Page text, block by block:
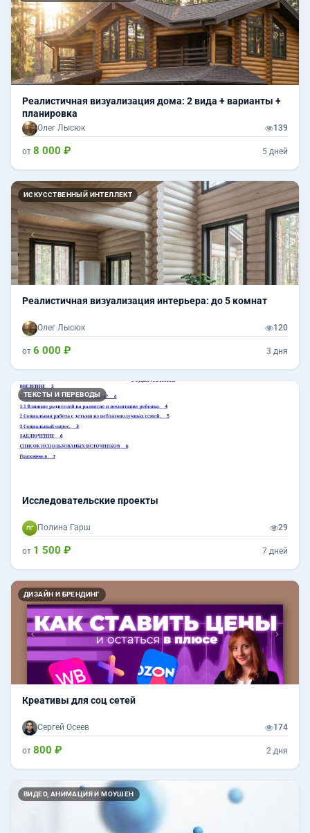
Реалистичная визуализация дома: 2 вида + варианты +
планировка
Олег Лысюк 139
от 8 000 ₽ 5 дней
ИСКУССТВЕННЫЙ ИНТЕЛЛЕКТ
Назад
Реалистичная визуализация интерьера: до 5 комнат
Олег Лысюк 120
от 6 000 ₽ 3 дня
ТЕКСТЫ И ПЕРЕВОДЫ
Исследовательские проекты
Полина Гарш 29
от 1 500 ₽ 7 дней
ДИЗАЙН И БРЕНДИНГ
Назад
Креативы для соц сетей
Сергей Осеев 174
от 800 ₽ 2 дня
ВИДЕО, АНИМАЦИЯ И МОУШЕН